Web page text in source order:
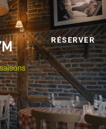
RÉSERVER